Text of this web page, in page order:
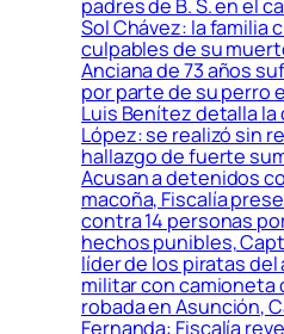
padres de B. S. en el
Sol Chávez: la familia
culpables de su
Anciana de 73 años
por parte de su perro
Luis Benítez detalla la
López: se realizó sin
hallazgo de fuerte
Acusan a detenidos
macoña, Fiscalía
contra 14 personas
hechos punibles,
líder de los piratas
militar con camioneta
robada en Asunción,
Fernanda: Fiscalía